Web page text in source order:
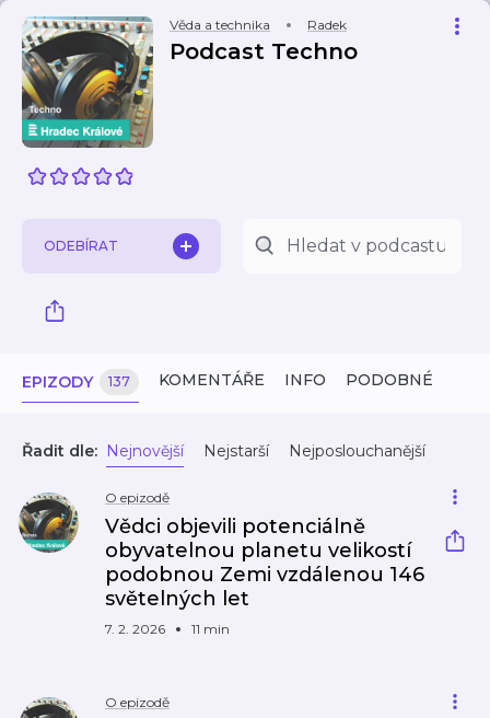
Věda a technika Radek
Podcast Techno
ODEBÍRAT
EPIZODY 137 KOMENTÁŘE INFO PODOBNÉ
Řadit dle: Nejnovější Nejstarší Nejposlouchanější
O epizodě
Vědci objevili potenciálně
obyvatelnou planetu velikostí
podobnou Zemi vzdálenou 146
světelných let
7. 2. 2026 11 min
O epizodě